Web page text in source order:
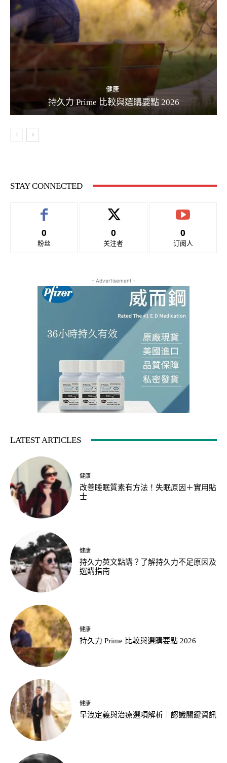
健康
持久力 Prime 比較與選購要點 2026
STAY CONNECTED
0
粉丝
0
关注者
0
订阅人
- Advertisement -
LATEST ARTICLES
健康
改善睡眠質素有方法！失眠原因＋實用貼
士
健康
持久力英文點講？了解持久力不足原因及
選購指南
健康
持久力 Prime 比較與選購要點 2026
健康
早洩定義與治療選項解析｜認識關鍵資訊